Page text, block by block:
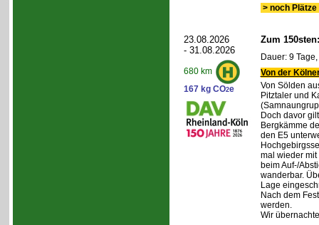
> noch
23.08.2026
- 31.08.2026
680 km
167 kg CO2e
Zum
Dauer: 9
Von der
Von Sölden
Pitztaler und
Doch davor
Bergkämme
den E5
mal wieder
beim Auf-/
wanderbar.
Lage
Nach dem
werden.
Wir